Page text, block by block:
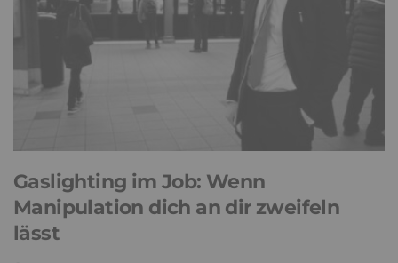
Gaslighting im Job: Wenn
Manipulation dich an dir zweifeln
lässt